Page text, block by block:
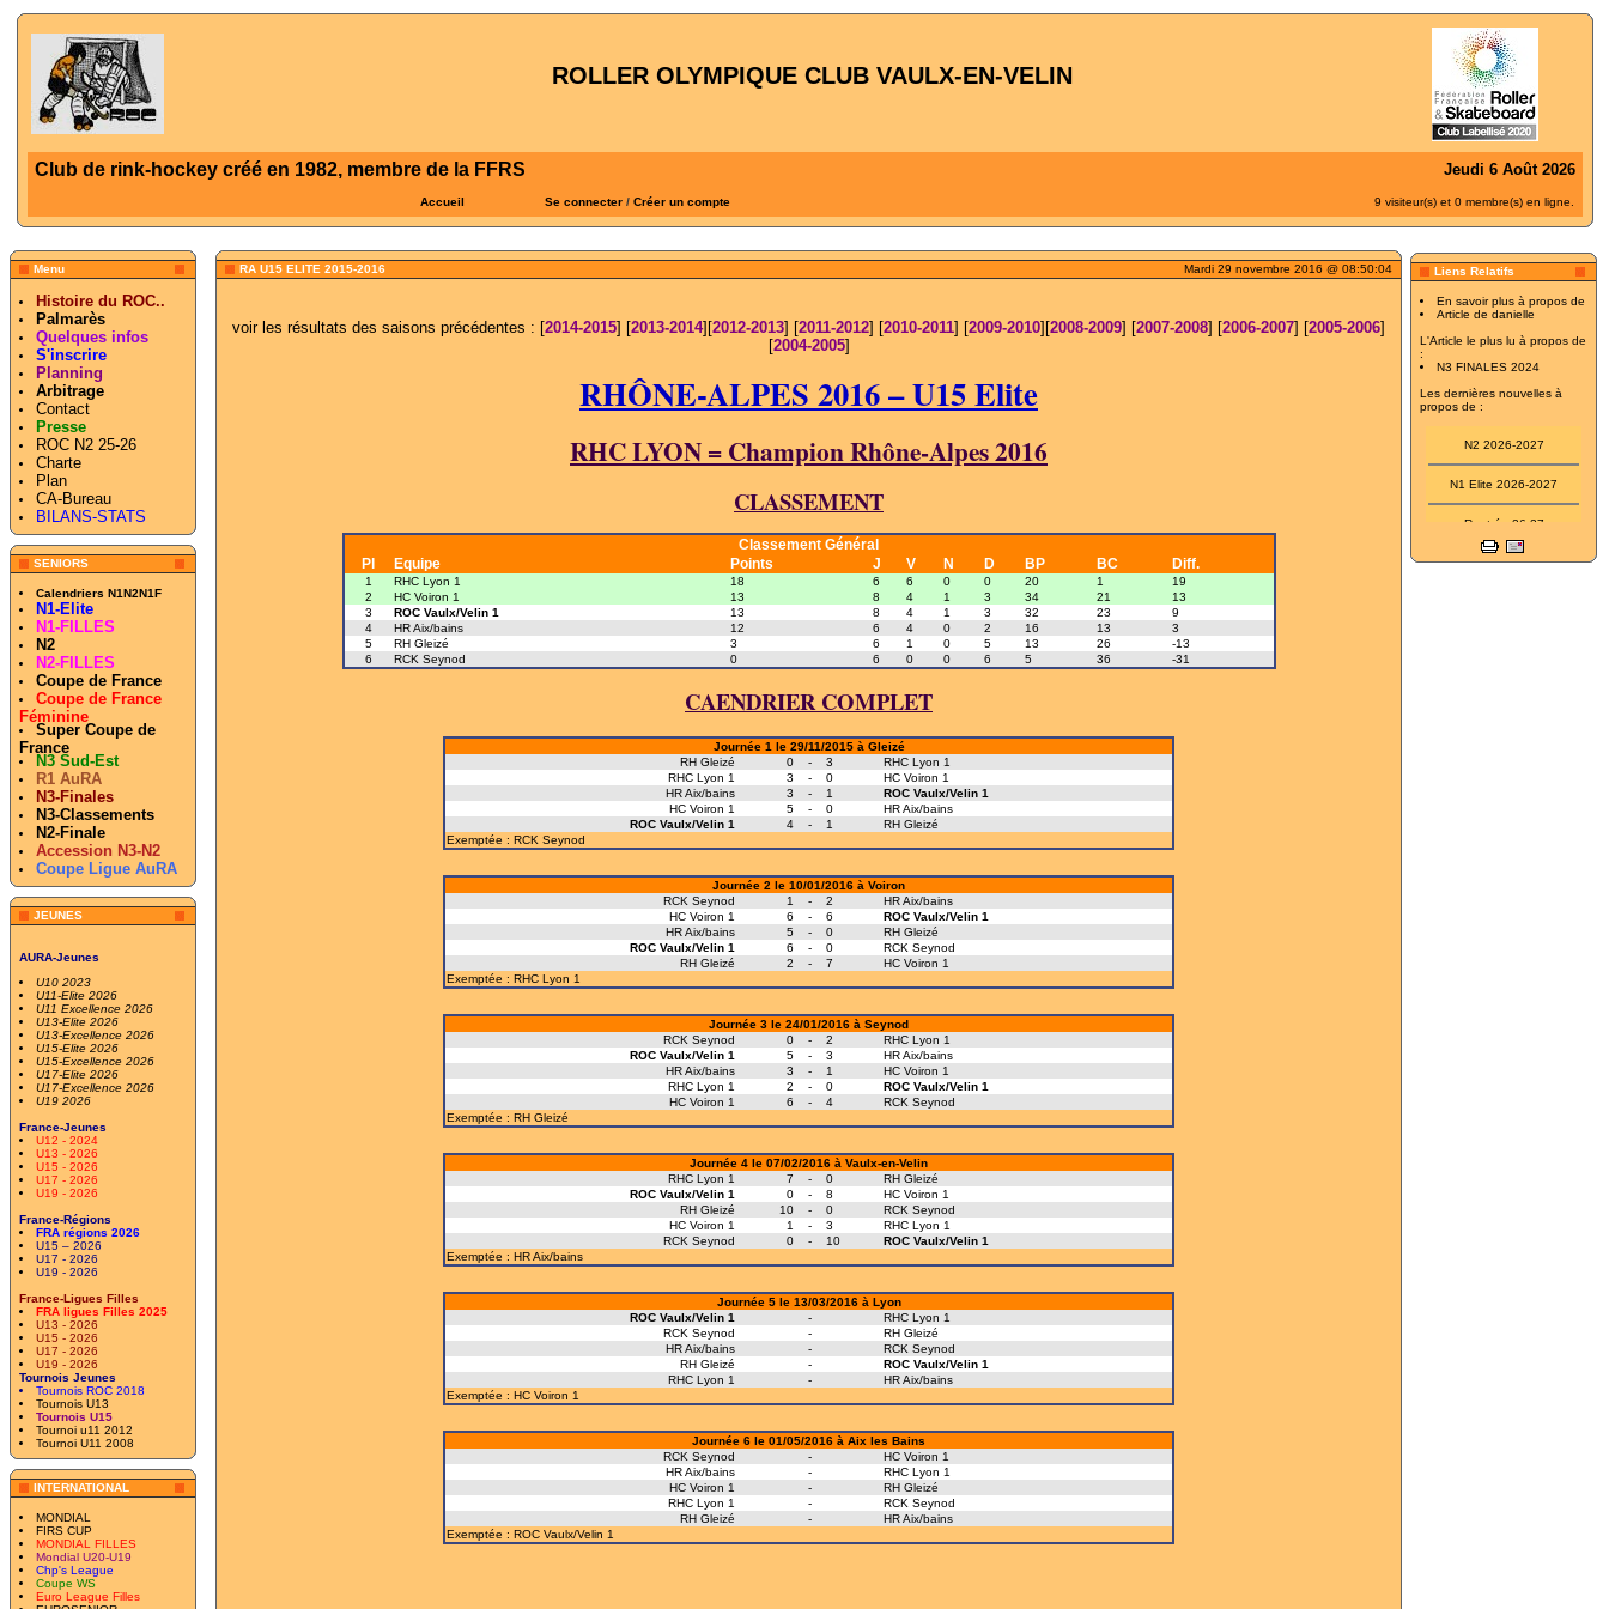
ROLLER OLYMPIQUE CLUB VAULX-EN-VELIN
Club de rink-hockey créé en 1982, membre de la FFRS Jeudi 6 Août 2026
Accueil Se connecter/ Créer un compte 9 visiteur(s) et 0 membre(s) en ligne.
Menu
Histoire du ROC..
Palmarès
Quelques infos
S'inscrire
Planning
Arbitrage
Contact
Presse
ROC N2 25-26
Charte
Plan
CA-Bureau
BILANS-STATS
SENIORS
Calendriers N1N2N1F
N1-Elite
N1-FILLES
N2
N2-FILLES
Coupe de France
Coupe de France
Féminine
Super Coupe de
France
N3 Sud-Est
R1 AuRA
N3-Finales
N3-Classements
N2-Finale
Accession N3-N2
Coupe Ligue AuRA
JEUNES
AURA-Jeunes
U10 2023
U11-Elite 2026
U11 Excellence 2026
U13-Elite 2026
U13-Excellence 2026
U15-Elite 2026
U15-Excellence 2026
U17-Elite 2026
U17-Excellence 2026
U19 2026
France-Jeunes
U12 - 2024
U13 - 2026
U15 - 2026
U17 - 2026
U19 - 2026
France-Régions
FRA régions 2026
U15 – 2026
U17 - 2026
U19 - 2026
France-Ligues Filles
FRA ligues Filles 2025
U13 - 2026
U15 - 2026
U17 - 2026
U19 - 2026
Tournois Jeunes
Tournois ROC 2018
Tournois U13
Tournois U15
Tournoi u11 2012
Tournoi U11 2008
INTERNATIONAL
MONDIAL
FIRS CUP
MONDIAL FILLES
Mondial U20-U19
Chp's League
Coupe WS
Euro League Filles
RA U15 ELITE 2015-2016 Mardi 29 novembre 2016 @ 08:50:04
voir les résultats des saisons précédentes : [2014-2015] [2013-2014][2012-2013] [2011-2012] [2010-2011] [2009-2010][2008-2009] [2007-2008] [2006-2007] [2005-2006]
[2004-2005]
RHÔNE-ALPES 2016 – U15 Elite
RHC LYON = Champion Rhône-Alpes 2016
CLASSEMENT
Classement Général
Pl
Equipe Points J V N D BP BC Diff.
1 RHC Lyon 1 18 6 6 0 0 20 1
19
2
HC Voiron 1 13 8 4 1 3 34 21
13
3
ROC Vaulx/Velin 1 13 8 4 1 3 32 23
9
4
HR Aix/bains 12 6 4 0 2 16 13
3
5
RH Gleizé 3 6 1 0 5 13 26
-13
6
RCK Seynod 0 6 0 0 6 5 36 -31
CAENDRIER COMPLET
Journée 1 le 29/11/2015 à Gleizé
RH Gleizé
0 - 3
RHC Lyon 1
RHC Lyon 1
3 - 0
HC Voiron 1
HR Aix/bains
3 - 1
ROC Vaulx/Velin 1
HC Voiron 1
5 - 0
HR Aix/bains
ROC Vaulx/Velin 1
4 - 1
RH Gleizé
Exemptée : RCK Seynod
Journée 2 le 10/01/2016 à Voiron
RCK Seynod
1 - 2
HR Aix/bains
HC Voiron 1
6 - 6
ROC Vaulx/Velin 1
HR Aix/bains
5 - 0
RH Gleizé
ROC Vaulx/Velin 1
6 - 0
RCK Seynod
RH Gleizé
2 - 7
HC Voiron 1
Exemptée : RHC Lyon 1
Journée 3 le 24/01/2016 à Seynod
RCK Seynod
0 - 2
RHC Lyon 1
ROC Vaulx/Velin 1
5 - 3
HR Aix/bains
HR Aix/bains
3 - 1
HC Voiron 1
RHC Lyon 1
2 - 0
ROC Vaulx/Velin 1
HC Voiron 1
6 - 4
RCK Seynod
Exemptée : RH Gleizé
Journée 4 le 07/02/2016 à Vaulx-en-Velin
RHC Lyon 1
7 - 0
RH Gleizé
ROC Vaulx/Velin 1
0 - 8
HC Voiron 1
RH Gleizé
10 - 0
RCK Seynod
HC Voiron 1
1 - 3
RHC Lyon 1
RCK Seynod
0 - 10
ROC Vaulx/Velin 1
Exemptée : HR Aix/bains
Journée 5 le 13/03/2016 à Lyon
ROC Vaulx/Velin 1
-
RHC Lyon 1
RCK Seynod
-
RH Gleizé
HR Aix/bains
-
RCK Seynod
RH Gleizé
-
ROC Vaulx/Velin 1
RHC Lyon 1
-
HR Aix/bains
Exemptée : HC Voiron 1
Journée 6 le 01/05/2016 à Aix les Bains
RCK Seynod
-
HC Voiron 1
HR Aix/bains
-
RHC Lyon 1
HC Voiron 1
-
RH Gleizé
RHC Lyon 1
-
RCK Seynod
RH Gleizé
-
HR Aix/bains
Exemptée : ROC Vaulx/Velin 1
Liens Relatifs
En savoir plus à propos de
Article de danielle
L'Article le plus lu à propos de
:
N3 FINALES 2024
Les dernières nouvelles à
propos de :
Rentrée 26-27
ETE 2026